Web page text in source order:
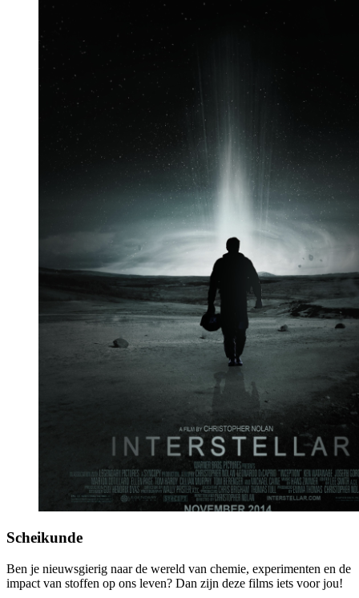
Scheikunde
Ben je nieuwsgierig naar de wereld van chemie, experimenten en de
impact van stoffen op ons leven? Dan zijn deze films iets voor jou!